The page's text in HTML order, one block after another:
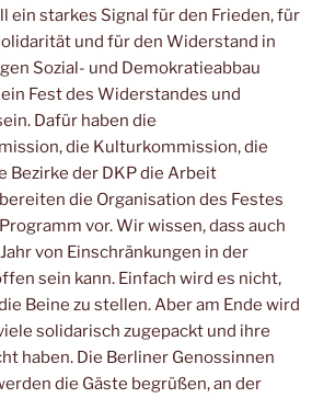
ein starkes Signal für den Frieden, für
und für den Widerstand in
Sozial- und Demokratieabbau
Fest des Widerstandes und
Dafür haben die
die Kulturkommission, die
Bezirke der DKP die Arbeit
die Organisation des Festes
vor. Wir wissen, dass auch
von Einschränkungen in der
sein kann. Einfach wird es nicht,
Beine zu stellen. Aber am Ende wird
solidarisch zugepackt und ihre
haben. Die Berliner Genossinnen
die Gäste begrüßen, an der